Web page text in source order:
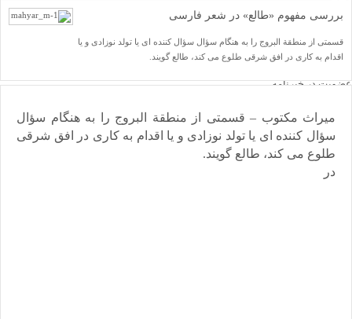
نسخه و سند
با میراث
درباره ما
عضویت در خبرنامه
فروشگاه کتاب
■ پخش زنده
♥ حامیان
دانشگاه افغانستان
بررسی مفهوم «طالع» در شعر فارسی
قسمتی از منطقة البروج را به هنگام سؤال سؤال کننده ای یا تولد نوزادی و یا
اقدام به کاری در افق شرقی طلوع می کند، طالع گویند.
میراث مکتوب – قسمتی از منطقة البروج را به هنگام سؤال
سؤال کننده ای یا تولد نوزادی و یا اقدام به کاری در افق شرقی
طلوع می کند، طالع گویند.
در